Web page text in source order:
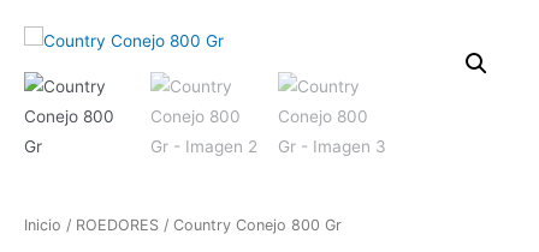
Inicio / ROEDORES / Country Conejo 800 Gr